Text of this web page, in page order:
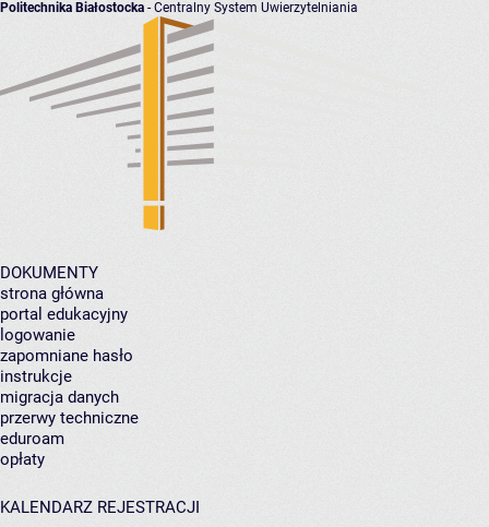
Politechnika Białostocka - Centralny System Uwierzytelniania
DOKUMENTY
strona główna
portal edukacyjny
logowanie
zapomniane hasło
instrukcje
migracja danych
przerwy techniczne
eduroam
opłaty
KALENDARZ REJESTRACJI